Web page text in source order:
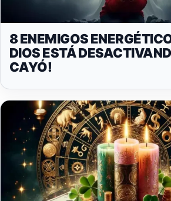
8 ENEMIGOS
DIOS ESTÁ
CAYÓ!